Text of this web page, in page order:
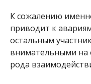
К сожалению
приводит к
остальным
внимательными на
рода